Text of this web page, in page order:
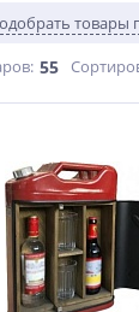
товары
55